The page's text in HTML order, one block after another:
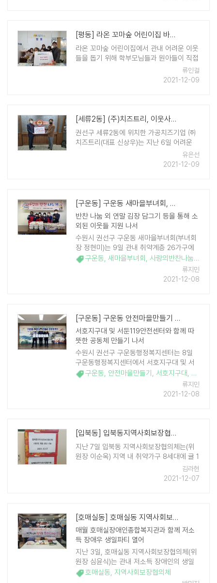
[평동] 라온 꼬마숲 어린이집 바자회 수익 20만원 기부
라온 꼬마숲 어린이집에서 관내 어려운 이웃
들을 돕기 위해 학부모님들과 원아들이 직접
참여한 바자회 수익금 20만원을 2일 평동
행정복지센터에 기부했다. 이성은 어린이집
류인걸
2021-12-09
[세류2동] (주)치즈트리, 이웃사랑 성금 500만원 기탁
권선구 세류2동에 위치한 가공치즈기업 ㈜
치즈트리(대표 신상우)는 지난 6일 어려운
이웃을 위해 사회복지공동모금회에 500만
원을 지정 기탁했다. ㈜치즈트리는 매년 관
유은선
2021-12-09
[구운동] 구운동 새마을부녀회, 추운 겨울 관내 취약계층에 사랑의 반찬 나눔
반찬 나눔 외 연말 김장 담그기 등을 통해 소
외된 이웃들 지원 나서
수원시 권선구 구운동 새마을부녀회(부녀회
장 정현미)는 9일 관내 취약계층 26가구에
드릴 사랑의 반찬을 정성껏 만들어 전달했
다. 이날은 닭볶음탕, 돼지불고기, 동그랑땡,
구운동, 새마을부녀회 , 사랑의반찬나눔,김장
류지민
2021-12-08
[구운동] 구운동 안전마을만들기 업무협약 체결
서호지구대 및 서둔119안전센터와 함께 따
뜻한 공동체 만들기 나서
수원시 권선구 구운동행정복지센터는 8일
구운동행정복지센터에서 서호지구대 및 서
둔119안전센터와 '구운동 안전마을만들기
업무협약'을 체결했다. 본 협약은 구운동 관
구운동, 안전마을만들기 , 서호지구대, 서둔119
류지민
2021-12-08
[입북동] 입북동지역사회보장협의체, 취약가구에 계절과일 전달
지난 7일 입북동 지역사회보장협의체는(위
원장 이순옥) 지역 내 취약가구 8세대에 귤 1
상자씩을 전달하고, 어르신들의 건강과 생활
실태를 살폈다. 이날 행사는 겨울철 복지사
김라현
2021-12-07
[호매실동] 호매실동 지역사회보장협의체, 함께하는 장애우 생일파티 진행
매월 호매실장애인종합복지관과 함께 저소
득 장애우 생일파티 열어
지난 3일, 호매실동 지역사회보장협의체(위
원장 심윤식)는 관내 저소득 장애인의 생일
을 축하하기 위해 사랑과 정성이 가득한 도
시락을 전달했다. 호매실동 지역사회보장협
호매실동, 지역사회보장협의체